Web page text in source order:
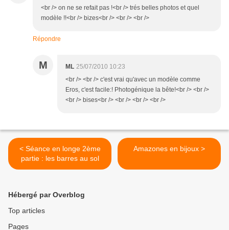
<br /> on ne se refait pas !<br /> trés belles photos et quel
modèle !!<br /> bizes<br /> <br /> <br />
Répondre
M ML 25/07/2010 10:23
<br /> <br /> c'est vrai qu'avec un modèle comme
Eros, c'est facile:! Photogénique la bête!<br /> <br />
<br /> bises<br /> <br /> <br /> <br />
< Séance en longe 2ème
partie : les barres au sol
Amazones en bijoux >
Hébergé par Overblog
Top articles
Pages